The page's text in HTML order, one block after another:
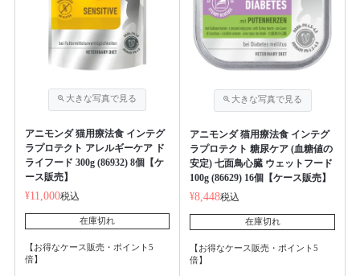
アニモンダ 猫用療法食 インテグ
ラプロテクト アレルギーケア ド
ライフード 300g (86932) 8個【ケ
ース販売】
¥11,000税込
在庫切れ
【お得なケース販売・ポイント5
倍】
アニモンダ 猫用療法食 インテグ
ラプロテクト 糖尿ケア (血糖値の
安定) 七面鳥心臓 ウェットフード
100g (86629) 16個【ケース販売】
¥8,448税込
在庫切れ
【お得なケース販売・ポイント5
倍】